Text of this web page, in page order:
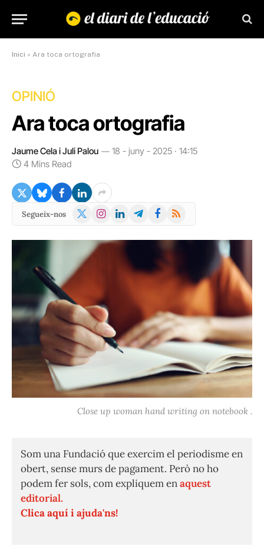
Inici » Ara toca ortografia
OPINIÓ
Ara toca ortografia
Jaume Cela i Juli Palou
18 - juny - 2025 · 14:15
4 Mins Read
Segueix-nos
X
Instagram
LinkedInTelegramFacebook
RSS
Close up woman hand writing on notebook .
Som una Fundació que exercim el periodisme en
obert, sense murs de pagament. Però no ho
podem fer sols, com expliquem enaquest
editorial.
Clica aquí i ajuda'ns!